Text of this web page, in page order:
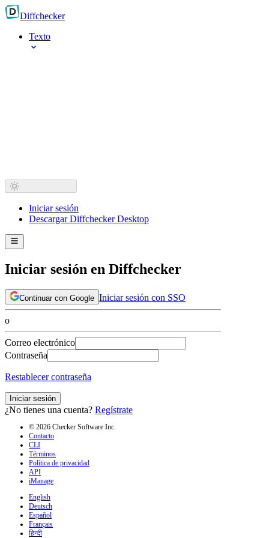
Diffchecker
Texto
Iniciar sesión
Descargar Diffchecker Desktop
Iniciar sesión en Diffchecker
Continuar con Google Iniciar sesión con SSO
o
Correo electrónico
Contraseña
Restablecer contraseña
Iniciar sesión
¿No tienes una cuenta? Regístrate
© 2026 Checker Software Inc.
Contacto
CLI
Términos
Política de privacidad
API
iManage
English
Deutsch
Español
Français
हिन्दी